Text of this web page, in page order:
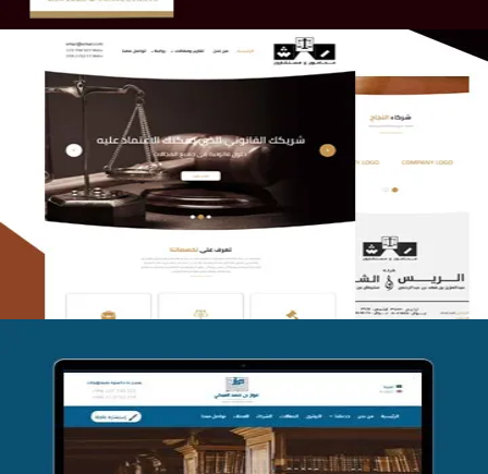
الريس والشعلان للمحاماة
التفاصيل
موقع فواز المبكي للمحاماة